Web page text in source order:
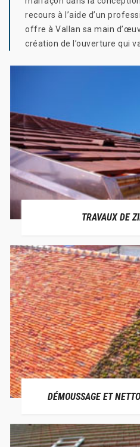
recours à l’aide d’un
offre à Vallan sa main
création de l’ouverture qui
TRAVAUX DE
DÉMOUSSAGE ET